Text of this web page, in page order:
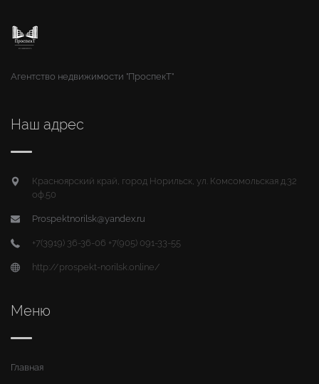
Агентство недвижимости "ПроспекТ"
Наш адрес
Красноярский край, город Норильск, ул. Комсомольская д.32
оф.50
Prospektnorilsk@yandex.ru
+7(3919) 36-36-06 +7(905) 091-33-55
http://prospekt-norilsk.online/
Меню
Главная